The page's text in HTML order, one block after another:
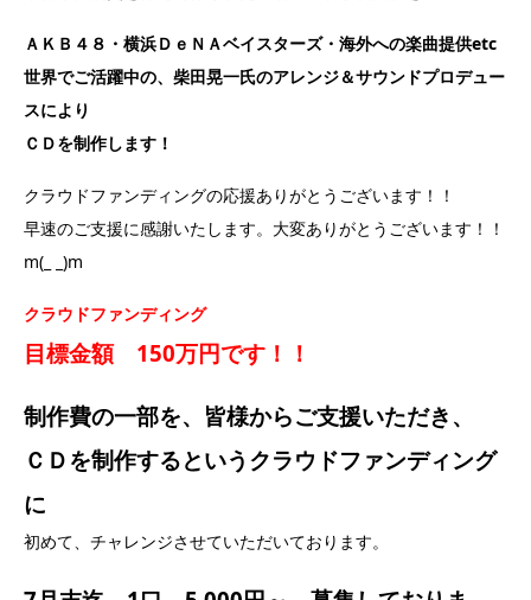
ＡＫＢ４８・横浜ＤｅＮＡベイスターズ・海外への楽曲提供etc
世界でご活躍中の、柴田晃一氏のアレンジ＆サウンドプロデュー
スにより
ＣＤを制作します！
クラウドファンディングの応援ありがとうございます！！
早速のご支援に感謝いたします。大変ありがとうございます！！
m(_ _)m
クラウドファンディング
目標金額 150万円です！！
制作費の一部を、皆様からご支援いただき、
ＣＤを制作するというクラウドファンディング
に
初めて、チャレンジさせていただいております。